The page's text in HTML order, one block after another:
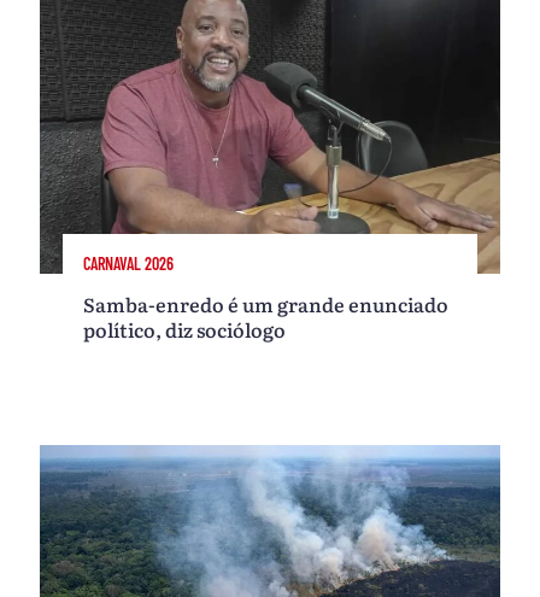
CARNAVAL 2026
Samba-enredo é um grande enunciado
político, diz sociólogo